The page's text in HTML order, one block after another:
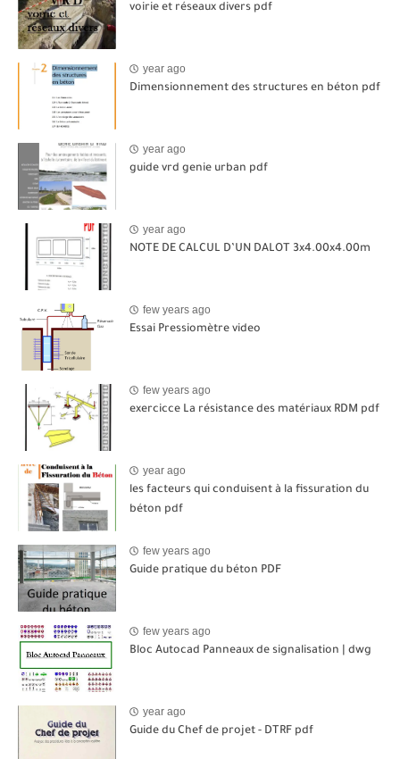
voirie et réseaux divers pdf
year ago
Dimensionnement des structures en béton pdf
year ago
guide vrd genie urban pdf
year ago
NOTE DE CALCUL D’UN DALOT 3x4.00x4.00m
few years ago
Essai Pressiomètre video
few years ago
exercicce La résistance des matériaux RDM pdf
year ago
les facteurs qui conduisent à la fissuration du
béton pdf
few years ago
Guide pratique du béton PDF
few years ago
Bloc Autocad Panneaux de signalisation | dwg
year ago
Guide du Chef de projet - DTRF pdf